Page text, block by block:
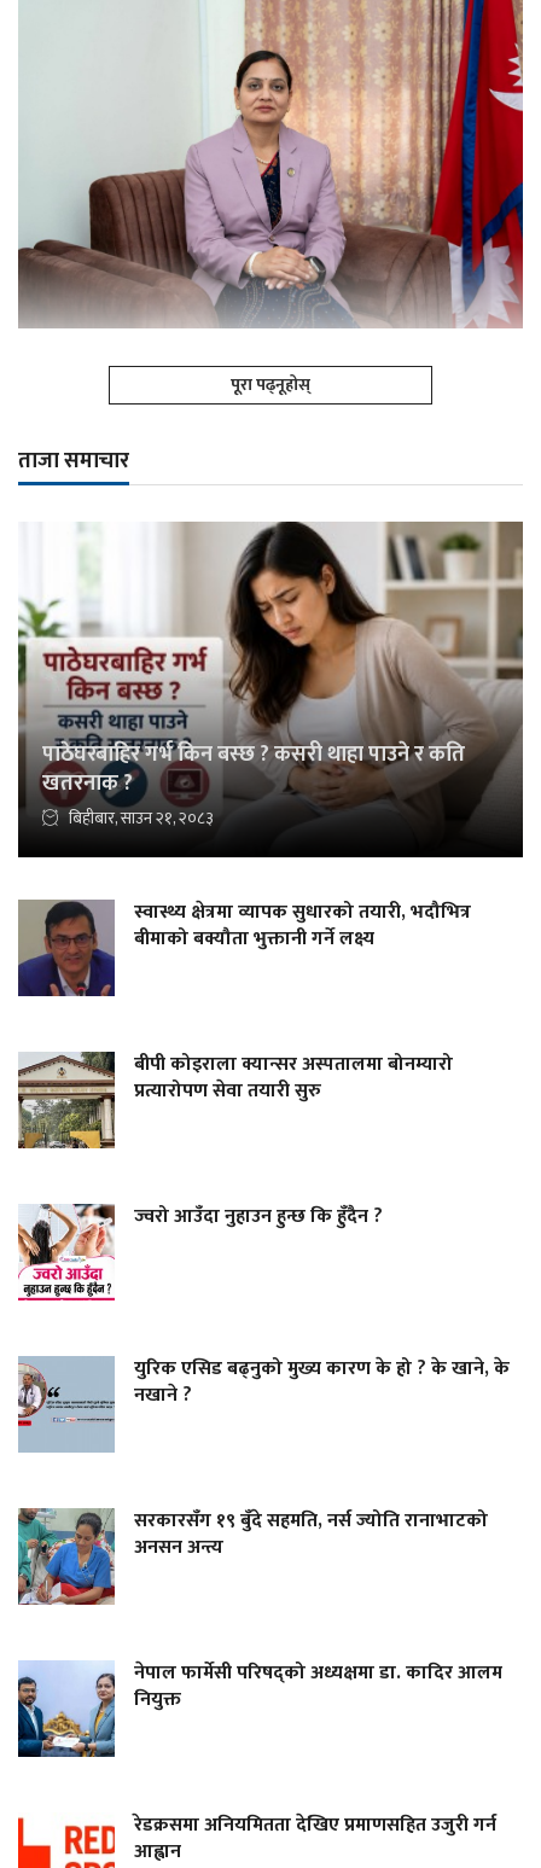
पूरा पढ्नूहोस्
ताजा समाचार
पाठेघरबाहिर गर्भ किन बस्छ ? कसरी थाहा पाउने र कति
खतरनाक ?
बिहीबार, साउन २१, २०८३
स्वास्थ्य क्षेत्रमा व्यापक सुधारको तयारी, भदौभित्र
बीमाको बक्यौता भुक्तानी गर्ने लक्ष्य
बीपी कोइराला क्यान्सर अस्पतालमा बोनम्यारो
प्रत्यारोपण सेवा तयारी सुरु
ज्वरो आउँदा नुहाउन हुन्छ कि हुँदैन ?
युरिक एसिड बढ्नुको मुख्य कारण के हो ? के खाने, के
नखाने ?
सरकारसँग १९ बुँदे सहमति, नर्स ज्योति रानाभाटको
अनसन अन्त्य
नेपाल फार्मेसी परिषद्को अध्यक्षमा डा. कादिर आलम
नियुक्त
रेडक्रसमा अनियमितता देखिए प्रमाणसहित उजुरी गर्न
आह्वान